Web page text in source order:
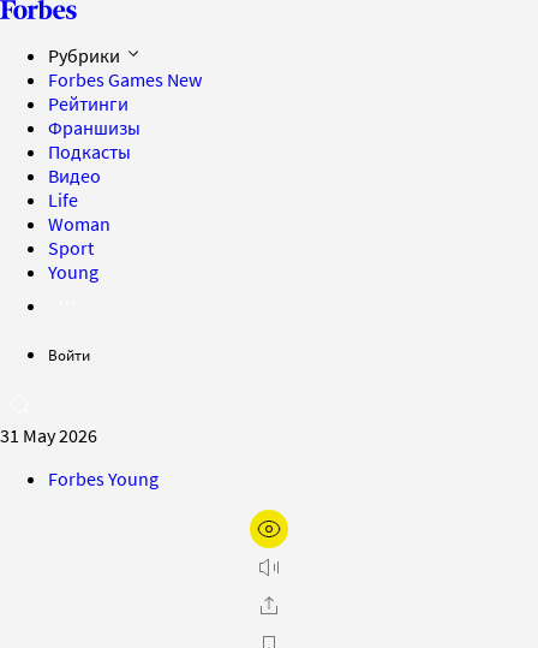
Рубрики
Forbes Games New
Рейтинги
Франшизы
Подкасты
Видео
Life
Woman
Sport
Young
Войти
31 May 2026
Forbes Young